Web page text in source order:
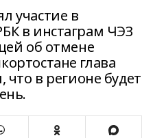
участие в
в инстаграм ЧЭЗ
об отмене
глава
что в регионе будет